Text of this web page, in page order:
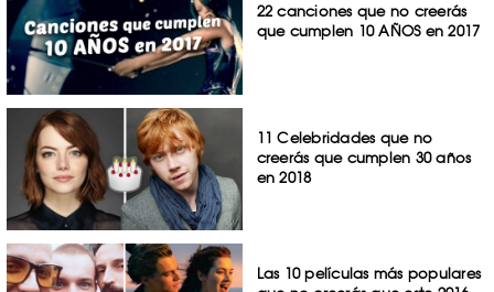
22 canciones que no creerás
que cumplen 10 AÑOS en 2017
11 Celebridades que no
creerás que cumplen 30 años
en 2018
Las 10 películas más populares